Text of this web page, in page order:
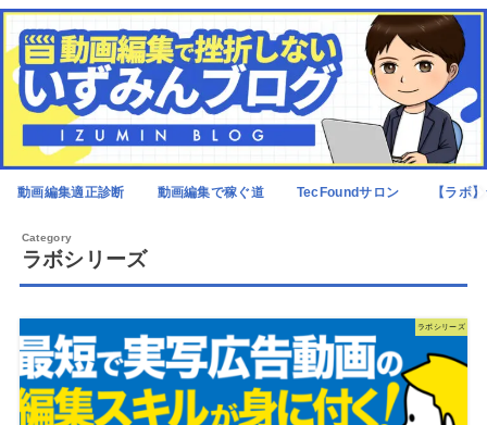
動画編集適正診断 動画編集で稼ぐ道 TecFoundサロン 【ラボ
ラボシリーズ
ラボシリーズ